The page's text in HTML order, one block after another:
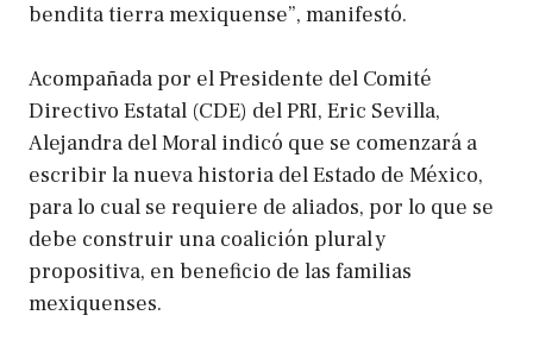
bendita tierra mexiquense”, manifestó.
Acompañada por el Presidente del Comité
Directivo Estatal (CDE) del PRI, Eric Sevilla,
Alejandra del Moral indicó que se comenzará a
escribir la nueva historia del Estado de México,
para lo cual se requiere de aliados, por lo que se
debe construir una coalición plural y
propositiva, en beneficio de las familias
mexiquenses.